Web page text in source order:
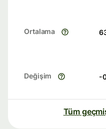
Ortalama
Değişim -
Tüm